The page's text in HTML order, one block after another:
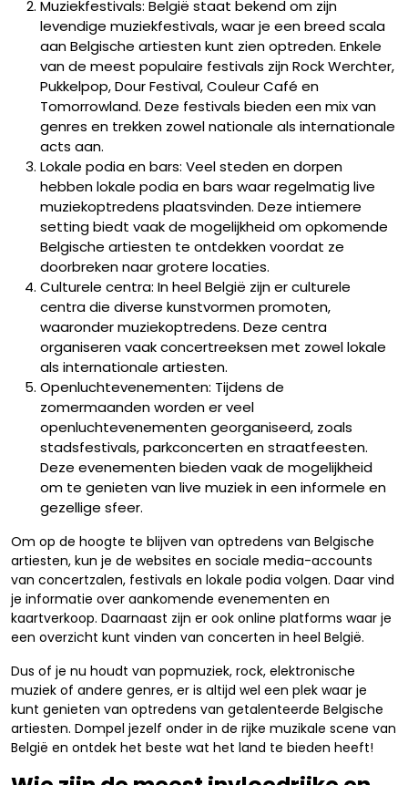
Muziekfestivals: België staat bekend om zijn
levendige muziekfestivals, waar je een breed scala
aan Belgische artiesten kunt zien optreden. Enkele
van de meest populaire festivals zijn Rock Werchter,
Pukkelpop, Dour Festival, Couleur Café en
Tomorrowland. Deze festivals bieden een mix van
genres en trekken zowel nationale als internationale
acts aan.
Lokale podia en bars: Veel steden en dorpen
hebben lokale podia en bars waar regelmatig live
muziekoptredens plaatsvinden. Deze intiemere
setting biedt vaak de mogelijkheid om opkomende
Belgische artiesten te ontdekken voordat ze
doorbreken naar grotere locaties.
Culturele centra: In heel België zijn er culturele
centra die diverse kunstvormen promoten,
waaronder muziekoptredens. Deze centra
organiseren vaak concertreeksen met zowel lokale
als internationale artiesten.
Openluchtevenementen: Tijdens de
zomermaanden worden er veel
openluchtevenementen georganiseerd, zoals
stadsfestivals, parkconcerten en straatfeesten.
Deze evenementen bieden vaak de mogelijkheid
om te genieten van live muziek in een informele en
gezellige sfeer.
Om op de hoogte te blijven van optredens van Belgische
artiesten, kun je de websites en sociale media-accounts
van concertzalen, festivals en lokale podia volgen. Daar vind
je informatie over aankomende evenementen en
kaartverkoop. Daarnaast zijn er ook online platforms waar je
een overzicht kunt vinden van concerten in heel België.
Dus of je nu houdt van popmuziek, rock, elektronische
muziek of andere genres, er is altijd wel een plek waar je
kunt genieten van optredens van getalenteerde Belgische
artiesten. Dompel jezelf onder in de rijke muzikale scene van
België en ontdek het beste wat het land te bieden heeft!